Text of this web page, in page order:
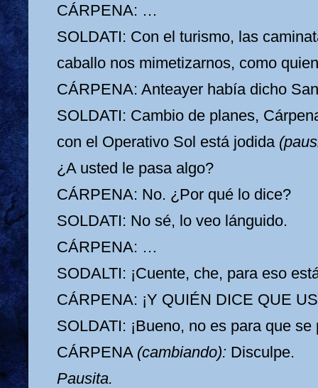
CÁRPENA: …
SOLDATI: Con el turismo, las
caballo nos mimetizarnos, como
CÁRPENA: Anteayer había dicho
SOLDATI: Cambio de planes,
con el Operativo Sol está jodida
¿A usted le pasa algo?
CÁRPENA: No. ¿Por qué lo dice?
SOLDATI: No sé, lo veo lánguido.
CÁRPENA: …
SODALTI: ¡Cuente, che, para eso
CÁRPENA: ¡Y QUIÉN DICE QUE
SOLDATI: ¡Bueno, no es para que se
CÁRPENA (cambiando): Disculpe.
Pausita.